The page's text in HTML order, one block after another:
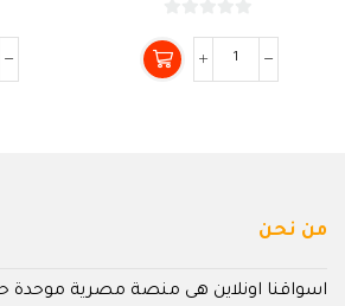
من
5
من نحن
اسواقنا اونلاين هى منصة مصرية